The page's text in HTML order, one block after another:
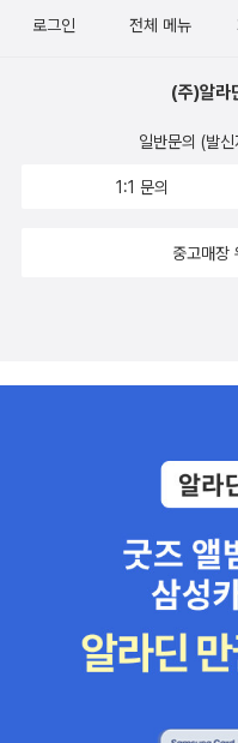
로그인 전체 메뉴
(주)알라
일반문의 (발
1:1 문의
중고매장